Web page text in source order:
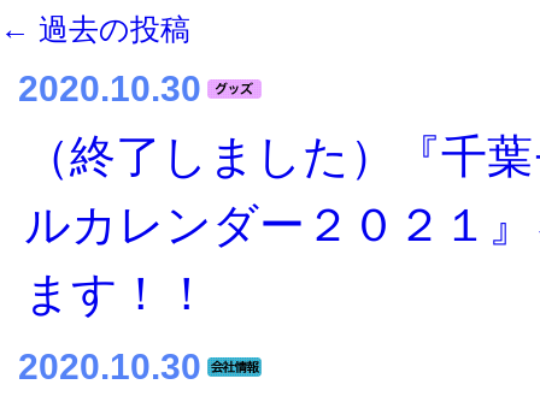
← 過去の投稿
2020.10.30
（終了しました）『千
ルカレンダー２０２１
ます！！
2020.10.30